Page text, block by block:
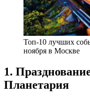
Топ-10 лучших
ноября в Москве
1.
Планетария